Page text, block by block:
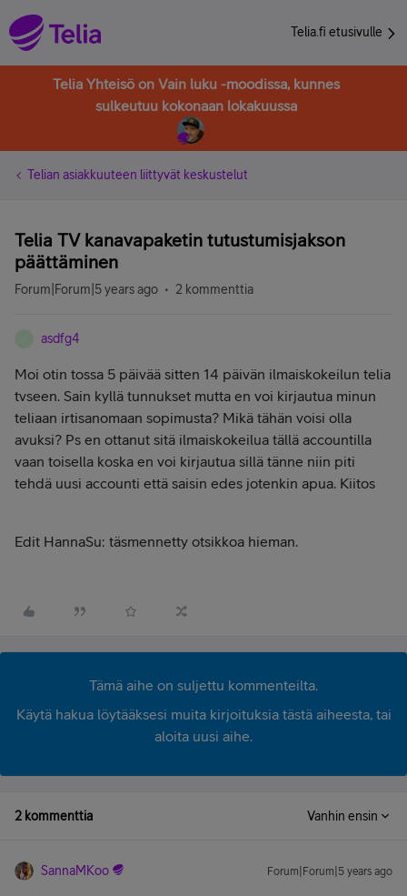
Telia.fi etusivulle
Telia Yhteisö on Vain luku -moodissa, kunnes
sulkeutuu kokonaan lokakuussa
Telian asiakkuuteen liittyvät keskustelut
Telia TV kanavapaketin tutustumisjakson
päättäminen
Forum|Forum|5 years ago 2 kommenttia
asdfg4
Moi otin tossa 5 päivää sitten 14 päivän ilmaiskokeilun telia
tvseen. Sain kyllä tunnukset mutta en voi kirjautua minun
teliaan irtisanomaan sopimusta? Mikä tähän voisi olla
avuksi? Ps en ottanut sitä ilmaiskokeilua tällä accountilla
vaan toisella koska en voi kirjautua sillä tänne niin piti
tehdä uusi accounti että saisin edes jotenkin apua. Kiitos
Edit HannaSu: täsmennetty otsikkoa hieman.
Tämä aihe on suljettu kommenteilta.
Käytä hakua löytääksesi muita kirjoituksia tästä aiheesta, tai
aloita uusi aihe.
2 kommenttia Vanhin ensin
SannaMKoo Forum|Forum|5 years ago